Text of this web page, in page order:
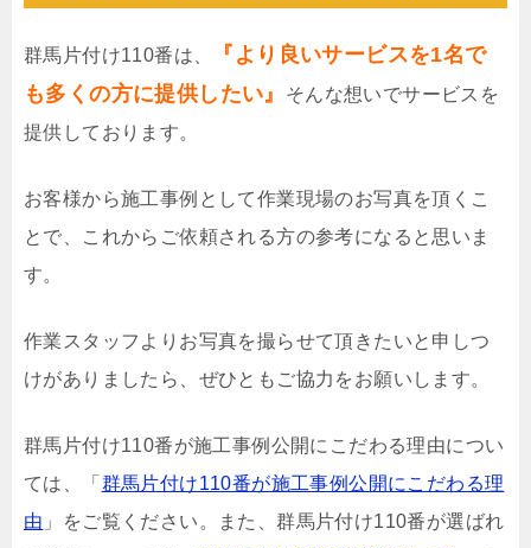
群馬片付け110番は、
『より良いサービスを1名で
も多くの方に提供したい』
そんな想いでサービスを
提供しております。
お客様から施工事例として作業現場のお写真を頂くこ
とで、これからご依頼される方の参考になると思いま
す。
作業スタッフよりお写真を撮らせて頂きたいと申しつ
けがありましたら、ぜひともご協力をお願いします。
群馬片付け110番が施工事例公開にこだわる理由につい
ては、「 群馬片付け110番が施工事例公開にこだわる理
由 」をご覧ください。また、群馬片付け110番が選ばれ